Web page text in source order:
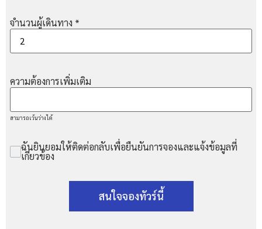
จำนวนผู้เดินทาง *
ความต้องการเพิ่มเติม
สามารถเว้นว่างได้
ฉันยินยอมให้ติดต่อกลับเพื่อยืนยันการจองและแจ้งข้อมูลที่
เกี่ยวข้อง
สนใจจองทัวร์นี้